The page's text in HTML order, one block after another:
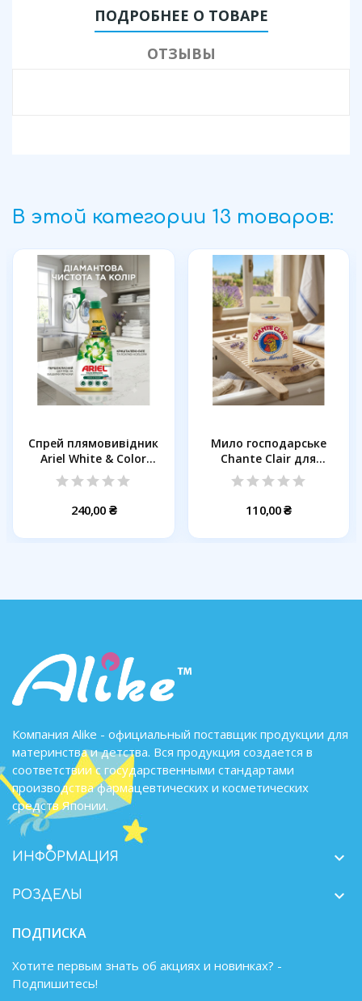
ПОДРОБНЕЕ О ТОВАРЕ
ОТЗЫВЫ
В этой категории 13 товаров:
Спрей плямовивідник
Ariel White & Color
Gold,...
240,00 ₴
Мило господарське
Chante Clair для
прання...
110,00 ₴
Компания Alike - официальный поставщик продукции для
материнства и детства. Вся продукция создается в
соответствии с государственными стандартами
производства фармацевтических и косметических
средств Японии.
ИНФОРМАЦИЯ 
РОЗДЕЛЫ 
ПОДПИСКА
Хотите первым знать об акциях и новинках? -
Подпишитесь!